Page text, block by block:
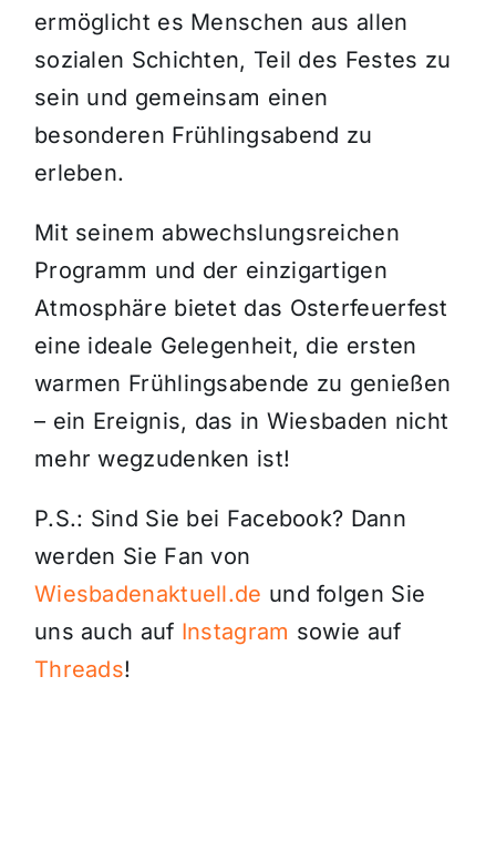
ermöglicht es Menschen aus allen
sozialen Schichten, Teil des Festes zu
sein und gemeinsam einen
besonderen Frühlingsabend zu
erleben.
Mit seinem abwechslungsreichen
Programm und der einzigartigen
Atmosphäre bietet das Osterfeuerfest
eine ideale Gelegenheit, die ersten
warmen Frühlingsabende zu genießen
– ein Ereignis, das in Wiesbaden nicht
mehr wegzudenken ist!
P.S.: Sind Sie bei Facebook? Dann
werden Sie Fan von
Wiesbadenaktuell.de und folgen Sie
uns auch auf Instagram sowie auf
Threads!